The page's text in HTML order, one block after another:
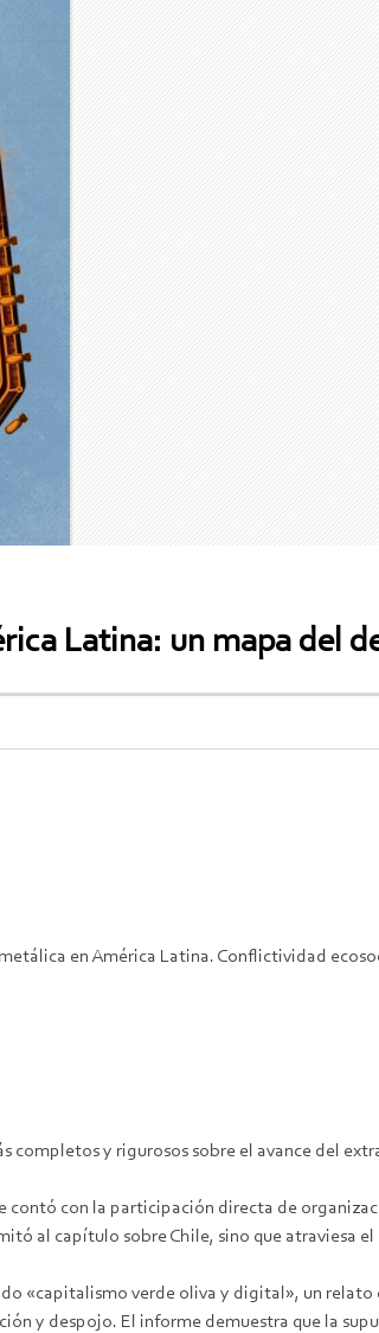
Latina: un mapa del
en América Latina. Conflictividad
completos y rigurosos sobre el avance del
contó con la participación directa de
al capítulo sobre Chile, sino que
«capitalismo verde oliva y digital», un
y despojo. El informe demuestra que la